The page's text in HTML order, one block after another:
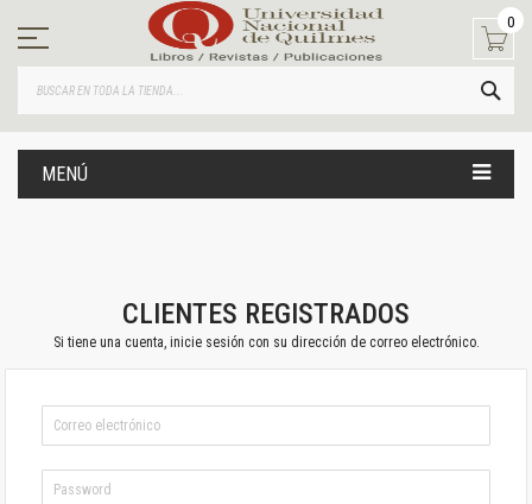
contenido
0
MENÚ
CLIENTES REGISTRADOS
Si tiene una cuenta, inicie sesión con su dirección de correo electrónico.